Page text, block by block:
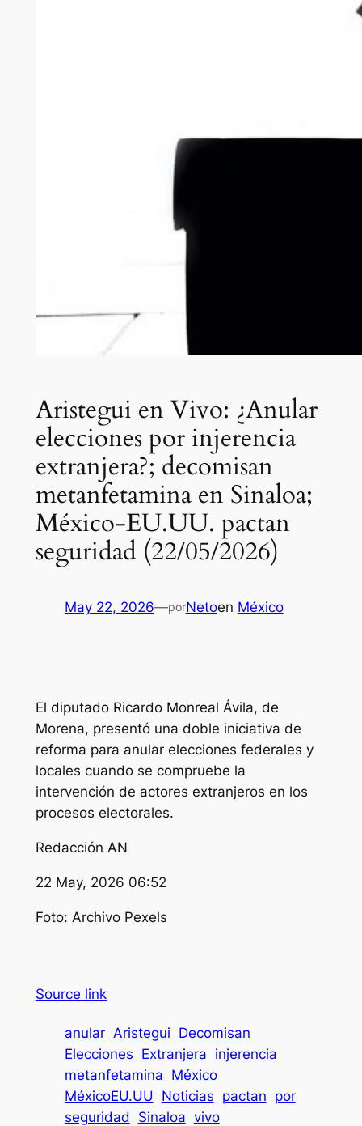
Aristegui en Vivo: ¿Anular
elecciones por injerencia
extranjera?; decomisan
metanfetamina en Sinaloa;
México-EU.UU. pactan
seguridad (22/05/2026)
May 22, 2026—porNetoen México
El diputado Ricardo Monreal Ávila, de
Morena, presentó una doble iniciativa de
reforma para anular elecciones federales y
locales cuando se compruebe la
intervención de actores extranjeros en los
procesos electorales.
Redacción AN
22 May, 2026 06:52
Foto: Archivo Pexels
Source link
anular Aristegui Decomisan
Elecciones Extranjera injerencia
metanfetamina México
MéxicoEU.UU Noticias pactan por
seguridad
Sinaloa vivo